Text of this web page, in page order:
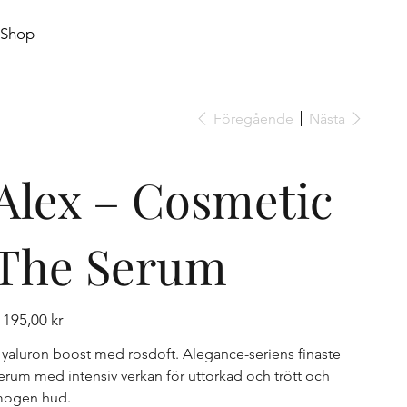
Shop
Föregående Nästa
– Cosmetic
Serum
195,00 kr
boost med rosdoft. Alegance-seriens finaste
med intensiv verkan för uttorkad och trött och
hud.